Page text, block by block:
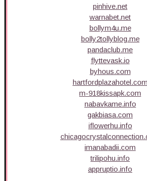
pinhive.net
warnabet.net
bollym4u.me
bolly2tollyblog.me
pandaclub.me
flyttevask.io
byhous.com
hartfordplazahotel.com
m-918kissapk.com
nabavkame.info
gakbiasa.com
iflowerhu.info
imanabadii.com
trilipohu.info
appruptio.info